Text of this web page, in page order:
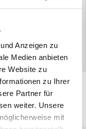
Anzeigen zu
Medien anbieten
Website zu
zu Ihrer
Partner für
weiter. Unsere
mit
Artikel
empfehlen